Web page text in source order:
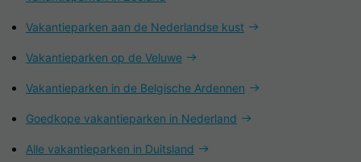
Vakantieparken aan de Nederlandse kust
Vakantieparken op de Veluwe
Vakantieparken in de Belgische Ardennen
Goedkope vakantieparken in Nederland
Alle vakantieparken in Duitsland